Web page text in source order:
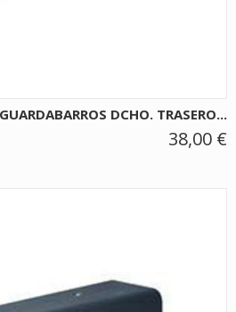
DCHO. TRASERO...
38,00 €